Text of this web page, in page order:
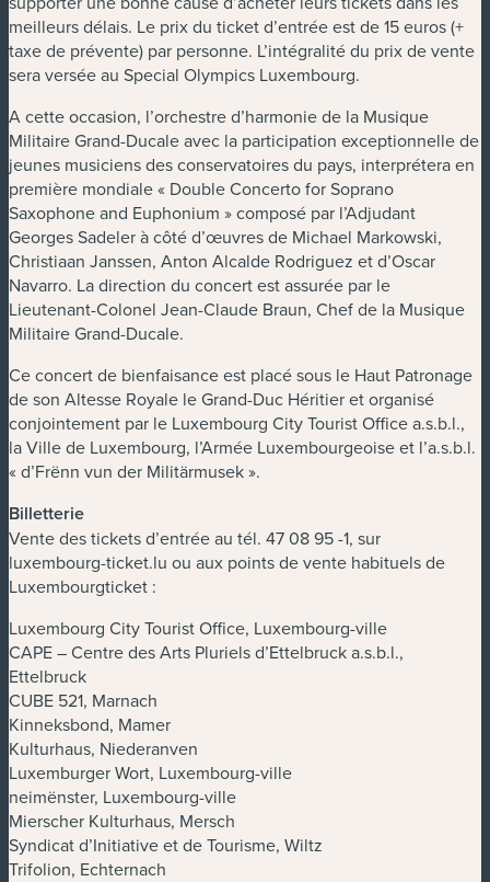
meilleurs délais. Le prix du ticket d’entrée est de 15 euros (+
taxe de prévente) par personne. L’intégralité du prix de vente
sera versée au Special Olympics Luxembourg.
A cette occasion, l’orchestre d’harmonie de la Musique
Militaire Grand-Ducale avec la participation exceptionnelle de
jeunes musiciens des conservatoires du pays, interprétera en
première mondiale « Double Concerto for Soprano
Saxophone and Euphonium » composé par l’Adjudant
Georges Sadeler à côté d’œuvres de Michael Markowski,
Christiaan Janssen, Anton Alcalde Rodriguez et d’Oscar
Navarro. La direction du concert est assurée par le
Lieutenant-Colonel Jean-Claude Braun, Chef de la Musique
Militaire Grand-Ducale.
Ce concert de bienfaisance est placé sous le Haut Patronage
de son Altesse Royale le Grand-Duc Héritier et organisé
conjointement par le Luxembourg City Tourist Office a.s.b.l.,
la Ville de Luxembourg, l’Armée Luxembourgeoise et l’a.s.b.l.
« d’Frënn vun der Militärmusek ».
Billetterie
Vente des tickets d’entrée au tél. 47 08 95 -1, sur
luxembourg-ticket.lu ou aux points de vente habituels de
Luxembourgticket :
Luxembourg City Tourist Office, Luxembourg-ville
CAPE – Centre des Arts Pluriels d’Ettelbruck a.s.b.l.,
Ettelbruck
CUBE 521, Marnach
Kinneksbond, Mamer
Kulturhaus, Niederanven
Luxemburger Wort, Luxembourg-ville
neimënster, Luxembourg-ville
Mierscher Kulturhaus, Mersch
Syndicat d’Initiative et de Tourisme, Wiltz
Trifolion, Echternach